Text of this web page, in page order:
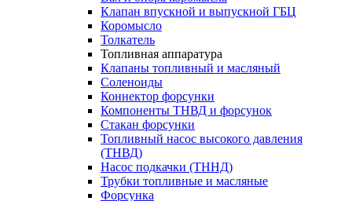
Клапан впускной и выпускной ГБЦ
Коромысло
Толкатель
Топливная аппаратура
Клапаны топливный и масляный
Соленоиды
Коннектор форсунки
Компоненты ТНВД и форсунок
Стакан форсунки
Топливный насос высокого давления
(ТНВД)
Насос подкачки (ТННД)
Трубки топливные и масляные
Форсунка